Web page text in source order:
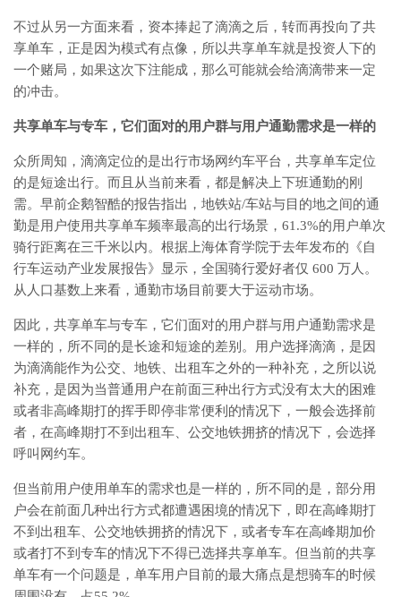
不过从另一方面来看，资本捧起了滴滴之后，转而再投向了共
享单车，正是因为模式有点像，所以共享单车就是投资人下的
一个赌局，如果这次下注能成，那么可能就会给滴滴带来一定
的冲击。
共享单车与专车，它们面对的用户群与用户通勤需求是一样的
众所周知，滴滴定位的是出行市场网约车平台，共享单车定位
的是短途出行。而且从当前来看，都是解决上下班通勤的刚
需。早前企鹅智酷的报告指出，地铁站/车站与目的地之间的通
勤是用户使用共享单车频率最高的出行场景，61.3%的用户单次
骑行距离在三千米以内。根据上海体育学院于去年发布的《自
行车运动产业发展报告》显示，全国骑行爱好者仅 600 万人。
从人口基数上来看，通勤市场目前要大于运动市场。
因此，共享单车与专车，它们面对的用户群与用户通勤需求是
一样的，所不同的是长途和短途的差别。用户选择滴滴，是因
为滴滴能作为公交、地铁、出租车之外的一种补充，之所以说
补充，是因为当普通用户在前面三种出行方式没有太大的困难
或者非高峰期打的挥手即停非常便利的情况下，一般会选择前
者，在高峰期打不到出租车、公交地铁拥挤的情况下，会选择
呼叫网约车。
但当前用户使用单车的需求也是一样的，所不同的是，部分用
户会在前面几种出行方式都遭遇困境的情况下，即在高峰期打
不到出租车、公交地铁拥挤的情况下，或者专车在高峰期加价
或者打不到专车的情况下不得已选择共享单车。但当前的共享
单车有一个问题是，单车用户目前的最大痛点是想骑车的时候